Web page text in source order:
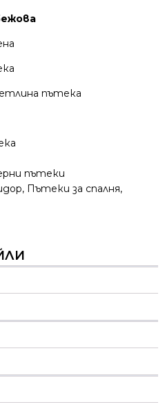
пътека
пътеки
, Пътеки за спалня,